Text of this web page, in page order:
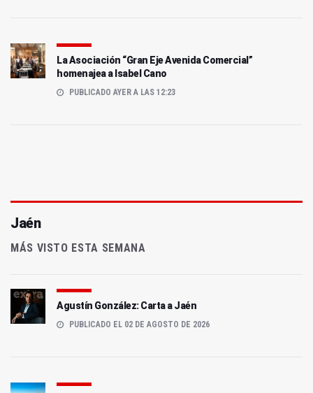
La Asociación “Gran Eje Avenida Comercial”
homenajea a Isabel Cano
PUBLICADO AYER A LAS 12:23
Jaén
MÁS VISTO ESTA SEMANA
Agustín González: Carta a Jaén
PUBLICADO EL 02 DE AGOSTO DE 2026